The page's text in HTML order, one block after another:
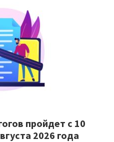
пройдет с 10
2026 года